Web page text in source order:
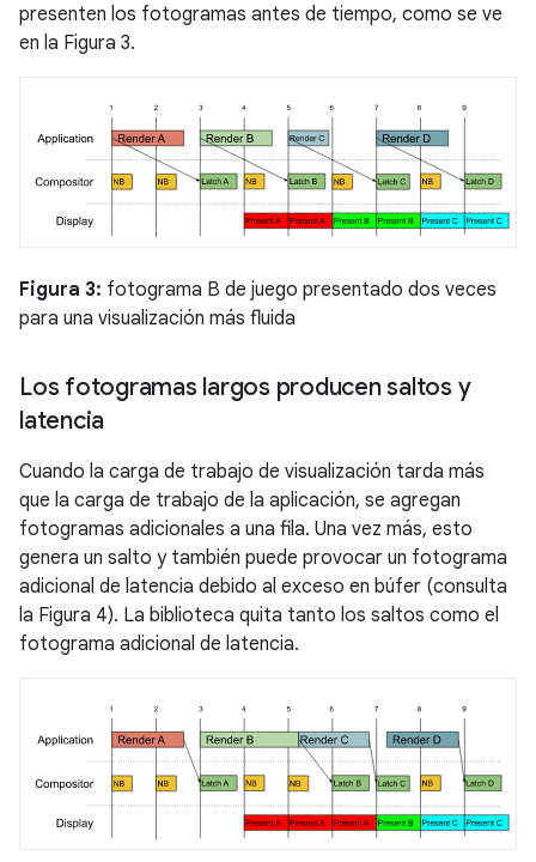
presenten los fotogramas antes de tiempo, como se ve
en la Figura 3.
Figura 3: fotograma B de juego presentado dos veces
para una visualización más fluida
Los fotogramas largos producen saltos y
latencia
Cuando la carga de trabajo de visualización tarda más
que la carga de trabajo de la aplicación, se agregan
fotogramas adicionales a una fila. Una vez más, esto
genera un salto y también puede provocar un fotograma
adicional de latencia debido al exceso en búfer (consulta
la Figura 4). La biblioteca quita tanto los saltos como el
fotograma adicional de latencia.